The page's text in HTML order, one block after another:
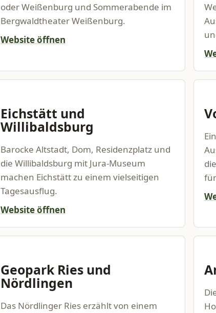
oder Weißenburg und Sommerabende im
Bergwaldtheater Weißenburg.
Website öffnen
Eichstätt und
Willibaldsburg
Barocke Altstadt, Dom, Residenzplatz und
die Willibaldsburg mit Jura-Museum
machen Eichstätt zu einem vielseitigen
Tagesausflug.
Website öffnen
Geopark Ries und
Nördlingen
Das Nördlinger Ries erzählt von einem